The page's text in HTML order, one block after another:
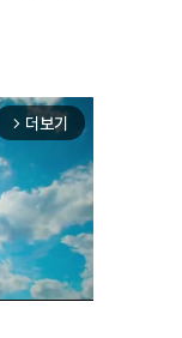
arrow_forward_ios 더보기